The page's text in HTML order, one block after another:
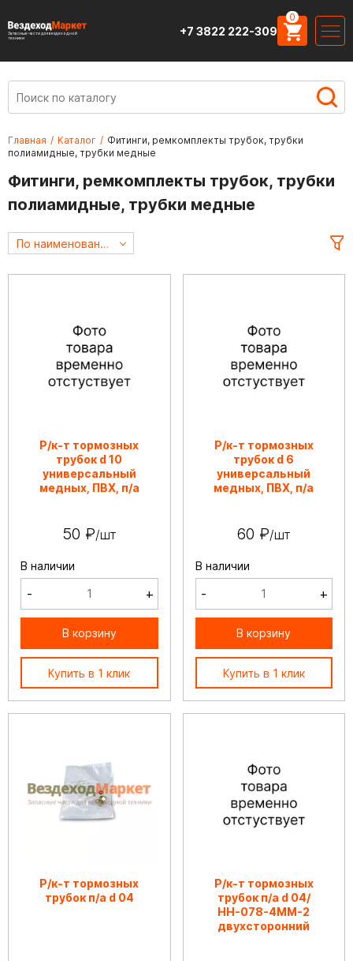
Запасные части для вездеходной
техники
+7 3822 222-309
0
Главная / Каталог / Фитинги, ремкомплекты трубок, трубки
полиамидные, трубки медные
Фитинги, ремкомплекты трубок, трубки
полиамидные, трубки медные
По наименованию А->Я
Р/к-т тормозных
трубок d 10
универсальный
медных, ПВХ, п/а
50 ₽/шт
В наличии
- +
В корзину
Купить в 1 клик
Р/к-т тормозных
трубок d 6
универсальный
медных, ПВХ, п/а
60 ₽/шт
В наличии
- +
В корзину
Купить в 1 клик
Р/к-т тормозных
трубок п/а d 04
Р/к-т тормозных
трубок п/а d 04/
НН-078-4ММ-2
двухсторонний